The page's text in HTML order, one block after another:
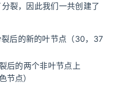
裂，因此我们一共创建了
后的新的叶节点（30，37
后的两个非叶节点上
节点）